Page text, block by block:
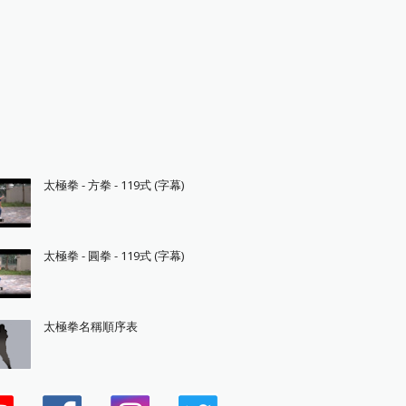
太極拳 - 方拳 - 119式 (字幕)
太極拳 - 圓拳 - 119式 (字幕)
太極拳名稱順序表